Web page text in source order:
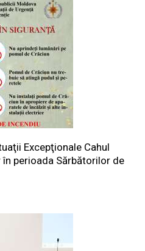
Excepţionale Cahul
perioada Sărbătorilor de